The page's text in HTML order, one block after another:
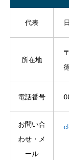
代表
所在地
電話番号
お問い合
わせ・メ
ール